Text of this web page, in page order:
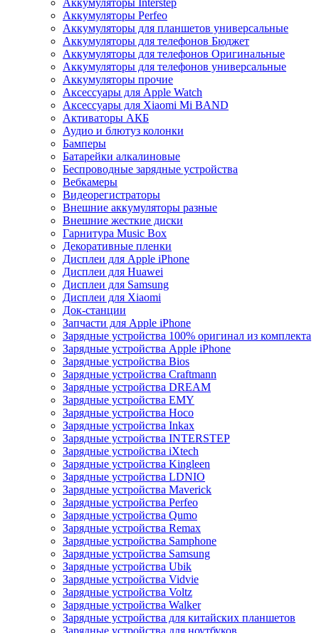
Аккумуляторы Perfeo
Аккумуляторы для планшетов универсальные
Аккумуляторы для телефонов Бюджет
Аккумуляторы для телефонов Оригинальные
Аккумуляторы для телефонов универсальные
Аккумуляторы прочие
Аксессуары для Apple Watch
Аксессуары для Xiaomi Mi BAND
Активаторы АКБ
Аудио и блютуз колонки
Бамперы
Батарейки алкалиновые
Беспроводные зарядные устройства
Вебкамеры
Видеорегистраторы
Внешние аккумуляторы разные
Внешние жесткие диски
Гарнитура Music Box
Декоративные пленки
Дисплеи для Apple iPhone
Дисплеи для Huawei
Дисплеи для Samsung
Дисплеи для Xiaomi
Док-станции
Запчасти для Apple iPhone
Зарядные устройства 100% оригинал из комплекта
Зарядные устройства Apple iPhone
Зарядные устройства Bios
Зарядные устройства Craftmann
Зарядные устройства DREAM
Зарядные устройства EMY
Зарядные устройства Hoco
Зарядные устройства Inkax
Зарядные устройства INTERSTEP
Зарядные устройства iXtech
Зарядные устройства Kingleen
Зарядные устройства LDNIO
Зарядные устройства Maverick
Зарядные устройства Perfeo
Зарядные устройства Qumo
Зарядные устройства Remax
Зарядные устройства Samphone
Зарядные устройства Samsung
Зарядные устройства Ubik
Зарядные устройства Vidvie
Зарядные устройства Voltz
Зарядные устройства Walker
Зарядные устройства для китайских планшетов
Зарядные устройства для ноутбуков